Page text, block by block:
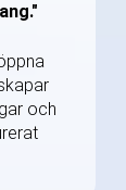
och